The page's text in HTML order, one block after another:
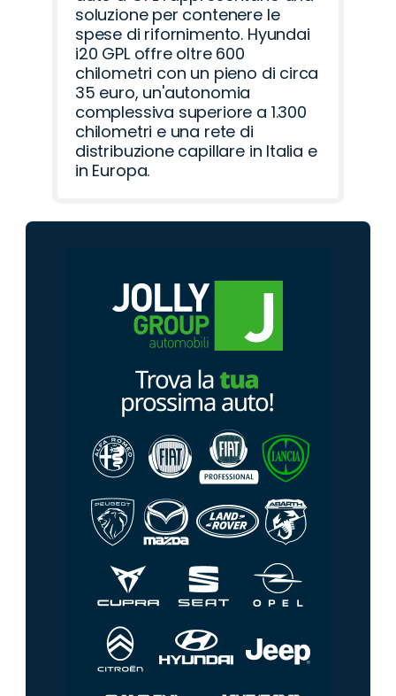
soluzione per contenere le
spese di rifornimento. Hyundai
i20 GPL offre oltre 600
chilometri con un pieno di circa
35 euro, un'autonomia
complessiva superiore a 1.300
chilometri e una rete di
distribuzione capillare in Italia e
in Europa.